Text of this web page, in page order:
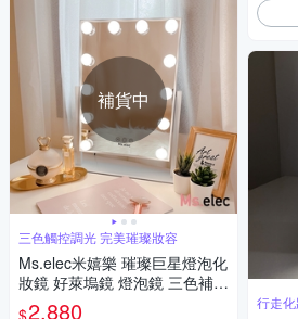
補貨中
三色觸控調光 完美璀璨妝容
Ms.elec米嬉樂 璀璨巨星燈泡化
妝鏡 好萊塢鏡 燈泡鏡 三色補光
桌鏡 化妝燈鏡 LED燈鏡
2,880 行走